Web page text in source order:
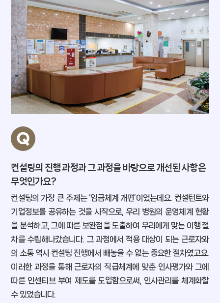
컨설팅의 진행 과정과 그 과정을 바탕으로 개선된 사항은
무엇인가요?
컨설팅의 가장 큰 주제는 ‘임금체계 개편’이었는데요. 컨설턴트와
기업정보를 공유하는 것을 시작으로, 우리 병원의 운영체계 현황
을 분석하고, 그에 따른 보완점을 도출하여 우리에게 맞는 이행 절
차를 수립해나갔습니다. 그 과정에서 적용 대상이 되는 근로자와
의 소통 역시 컨설팅 진행에서 빼놓을 수 없는 중요한 절차였고요.
이러한 과정을 통해 근로자의 직급체계에 맞춘 인사평가와 그에
따른 인센티브 부여 제도를 도입함으로써, 인사관리를 체계화할
수 있었습니다.